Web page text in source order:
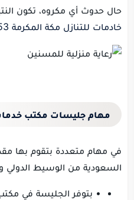
حال حدوث أي مكروه، تكون
خادمات للتنازل مكة المكرمة 0533370553
مهام جليسات مكتب
في مهام متعددة بتقوم بها
السعودية من الوسيط الدولي
• بتوفر الجليسة في